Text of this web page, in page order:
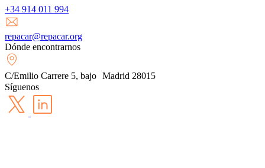
+34 914 011 994
repacar@repacar.org
Dónde encontrarnos
C/Emilio Carrere 5, bajo Madrid 28015
Síguenos